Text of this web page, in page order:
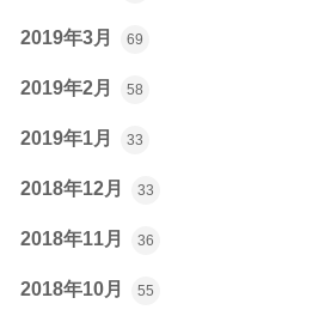
2019年3月 69
2019年2月 58
2019年1月 33
2018年12月 33
2018年11月 36
2018年10月 55